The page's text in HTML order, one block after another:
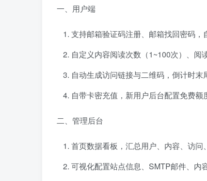
一、用户端
支持邮箱验证码注册、邮箱找回密码，
自定义内容阅读次数（1~100次）、阅
自动生成访问链接与二维码，倒计时末
自带卡密充值，新用户后台配置免费额
二、管理后台
首页数据看板，汇总用户、内容、访问
可视化配置站点信息、SMTP邮件、内